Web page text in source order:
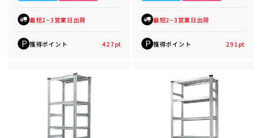
最短2~3営業日出荷
P 獲得ポイント 427pt
最短2~3営業日出荷
P 獲得ポイント 291 pt